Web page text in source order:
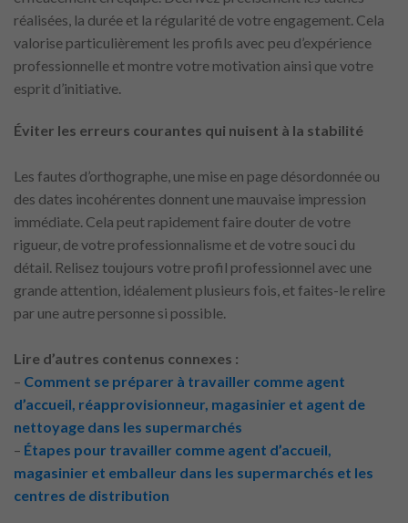
réalisées, la durée et la régularité de votre engagement. Cela
valorise particulièrement les profils avec peu d’expérience
professionnelle et montre votre motivation ainsi que votre
esprit d’initiative.
Éviter les erreurs courantes qui nuisent à la stabilité
Les fautes d’orthographe, une mise en page désordonnée ou
des dates incohérentes donnent une mauvaise impression
immédiate. Cela peut rapidement faire douter de votre
rigueur, de votre professionnalisme et de votre souci du
détail. Relisez toujours votre profil professionnel avec une
grande attention, idéalement plusieurs fois, et faites-le relire
par une autre personne si possible.
Lire d’autres contenus connexes :
– Comment se préparer à travailler comme agent
d’accueil, réapprovisionneur, magasinier et agent de
nettoyage dans les supermarchés
– Étapes pour travailler comme agent d’accueil,
magasinier et emballeur dans les supermarchés et les
centres de distribution